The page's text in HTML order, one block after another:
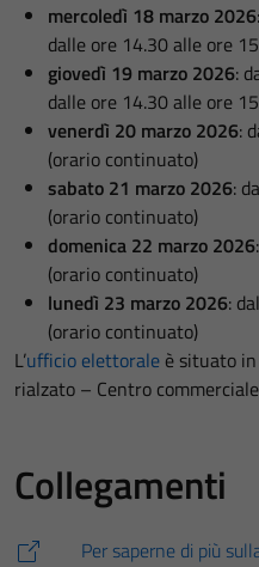
mercoledì 18 marzo 2026
dalle ore 14.30 alle ore
giovedì 19 marzo 2026:
dalle ore 14.30 alle ore
venerdì 20 marzo 2026:
(orario continuato)
sabato 21 marzo 2026:
(orario continuato)
domenica 22 marzo 2026
(orario continuato)
lunedì 23 marzo 2026:
(orario continuato)
L’ufficio elettorale è situato
rialzato – Centro
Collegamenti
Per saperne di più